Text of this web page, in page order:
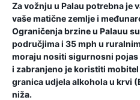
Za vožnju u Palau potrebna je
vaše matične zemlje i
Ograničenja brzine u Palauu
područjima i 35 mph u
moraju nositi sigurnosni
i zabranjeno je koristiti
granica udjela alkohola u krvi
niža.